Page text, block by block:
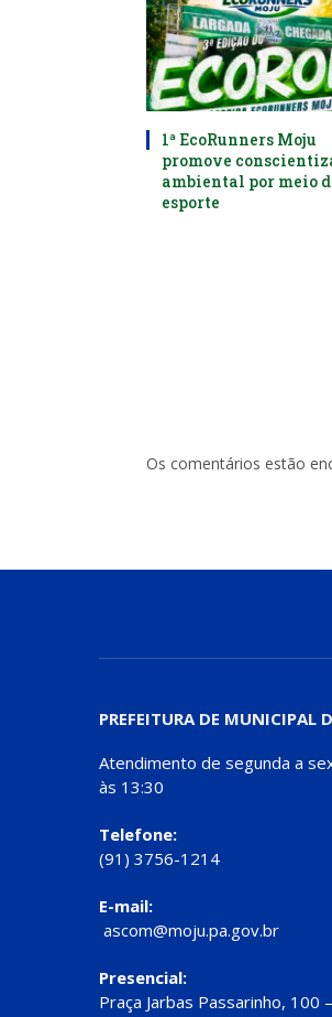
1ª EcoRunners Moju
promove
ambiental por meio
esporte
Os comentários estão
PREFEITURA DE MUNICIPAL
Atendimento de segunda a
às 13:30
Telefone:
(91) 3756-1214
E-mail:
ascom@moju.pa.gov.br
Presencial:
Praça Jarbas Passarinho, 100